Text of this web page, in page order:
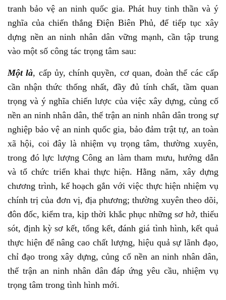
tranh bảo vệ an ninh quốc gia. Phát huy tinh thần và ý
nghĩa của chiến thắng Điện Biên Phủ, để tiếp tục xây
dựng nền an ninh nhân dân vững mạnh, cần tập trung
vào một số công tác trọng tâm sau:
Một là, cấp ủy, chính quyền, cơ quan, đoàn thể các cấp
cần nhận thức thống nhất, đầy đủ tính chất, tầm quan
trọng và ý nghĩa chiến lược của việc xây dựng, củng cố
nền an ninh nhân dân, thế trận an ninh nhân dân trong sự
nghiệp bảo vệ an ninh quốc gia, bảo đảm trật tự, an toàn
xã hội, coi đây là nhiệm vụ trọng tâm, thường xuyên,
trong đó lực lượng Công an làm tham mưu, hướng dẫn
và tổ chức triển khai thực hiện. Hằng năm, xây dựng
chương trình, kế hoạch gắn với việc thực hiện nhiệm vụ
chính trị của đơn vị, địa phương; thường xuyên theo dõi,
đôn đốc, kiểm tra, kịp thời khắc phục những sơ hở, thiếu
sót, định kỳ sơ kết, tổng kết, đánh giá tình hình, kết quả
thực hiện để nâng cao chất lượng, hiệu quả sự lãnh đạo,
chỉ đạo trong xây dựng, củng cố nền an ninh nhân dân,
thế trận an ninh nhân dân đáp ứng yêu cầu, nhiệm vụ
trọng tâm trong tình hình mới.